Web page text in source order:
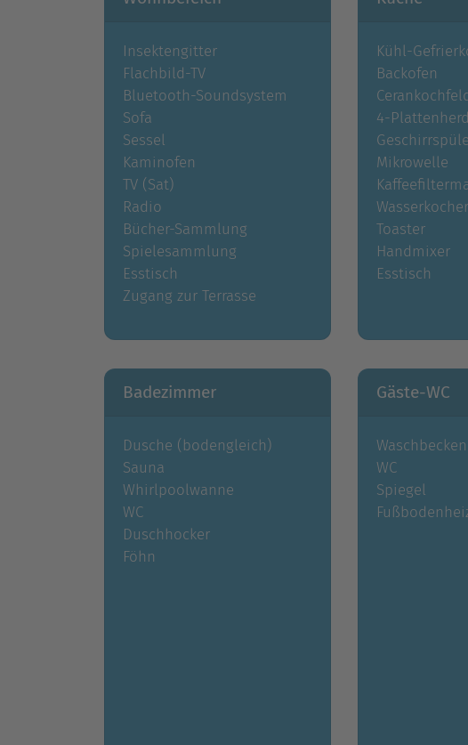
Insektengitter
Flachbild-TV
Bluetooth-Soundsystem
Sofa
Sessel
Kaminofen
TV (Sat)
Radio
Bücher-Sammlung
Spielesammlung
Esstisch
Zugang zur Terrasse
Kühl-
Backofen
4-Plattenherd
Mikrowelle
Wasserkocher
Toaster
Handmixer
Esstisch
Badezimmer
Dusche (bodengleich)
Sauna
Whirlpoolwanne
WC
Duschhocker
Föhn
Gäste-WC
Waschbecken
WC
Spiegel